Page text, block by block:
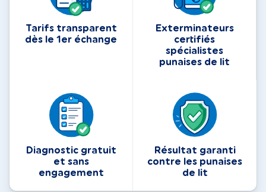
Tarifs transparent
dès le 1er échange
Exterminateurs
certifiés
spécialistes
punaises de lit
Diagnostic gratuit
et sans
engagement
Résultat garanti
contre les punaises
de lit